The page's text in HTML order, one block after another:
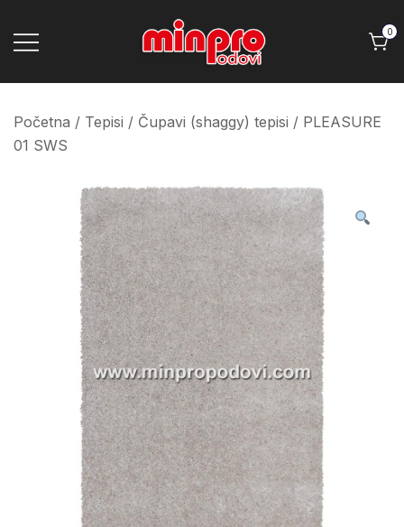
Minpro podovi
0
Početna / Tepisi / Čupavi (shaggy) tepisi / PLEASURE
01 SWS